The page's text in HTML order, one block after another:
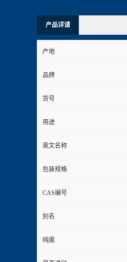
产品详请
产地
品牌
货号
用途
英文名称
包装规格
CAS编号
别名
纯度